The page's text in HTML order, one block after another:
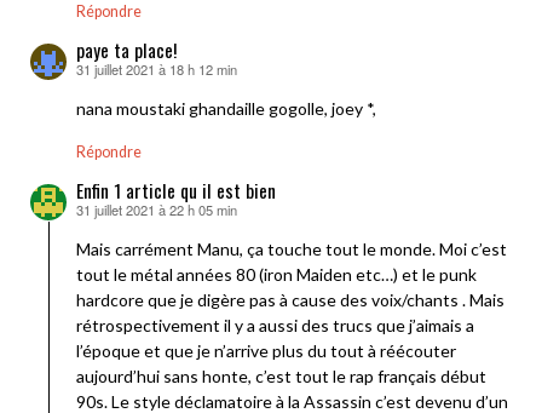
Répondre
paye ta place!
dit :
31 juillet 2021 à 18 h 12 min
nana moustaki ghandaille gogolle, joey *,
Répondre
Enfin 1 article qu il est bien
dit :
31 juillet 2021 à 22 h 05 min
Mais carrément Manu, ça touche tout le monde. Moi c’est
tout le métal années 80 (iron Maiden etc…) et le punk
hardcore que je digère pas à cause des voix/chants . Mais
rétrospectivement il y a aussi des trucs que j’aimais a
l’époque et que je n’arrive plus du tout à réécouter
aujourd’hui sans honte, c’est tout le rap français début
90s. Le style déclamatoire à la Assassin c’est devenu d’un